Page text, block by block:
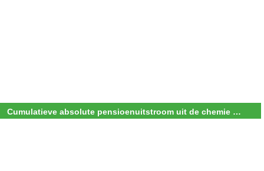
Cumulatieve absolute pensioenuitstroom uit de chemie arbeidsmarkt voor de periode 2020-2050